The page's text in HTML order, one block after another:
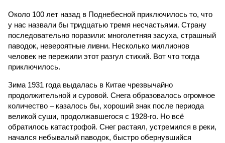
Около 100 лет назад в Поднебесной приключилось то, что
у нас назвали бы тридцатью тремя несчастьями. Страну
последовательно поразили: многолетняя засуха, страшный
паводок, невероятные ливни. Несколько миллионов
человек не пережили этот разгул стихий. Вот что тогда
приключилось.
Зима 1931 года выдалась в Китае чрезвычайно
продолжительной и суровой. Снега образовалось огромное
количество – казалось бы, хороший знак после периода
великой суши, продолжавшегося с 1928-го. Но всё
обратилось катастрофой. Снег растаял, устремился в реки,
начался небывалый паводок, быстро обернувшийся